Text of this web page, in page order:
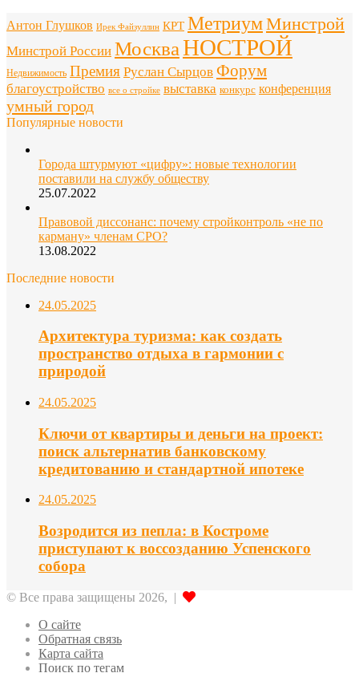
Антон Глушков Ирек Файзуллин КРТ МетриумМинстрой
Минстрой России МоскваНОСТРОЙ
Недвижимость Премия Руслан Сырцов Форум
благоустройство все о стройке выставка конкурс конференция
умный город
Популярные новости
Города штурмуют «цифру»: новые технологии
поставили на службу обществу
25.07.2022
Правовой диссонанс: почему стройконтроль «не по
карману» членам СРО?
13.08.2022
Последние новости
24.05.2025
Архитектура туризма: как создать
пространство отдыха в гармонии с
природой
24.05.2025
Ключи от квартиры и деньги на проект:
поиск альтернатив банковскому
кредитованию и стандартной ипотеке
24.05.2025
Возродится из пепла: в Костроме
приступают к воссозданию Успенского
собора
© Все права защищены 2026, |
О сайте
Обратная связь
Карта сайта
Поиск по тегам